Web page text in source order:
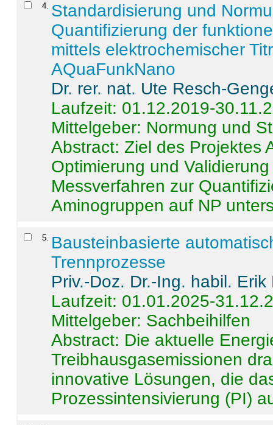
4 Standardisierung und
Quantifizierung der
mittels elektrochemischer
AQuaFunkNano
Dr. rer. nat. Ute Resch-
Laufzeit: 01.12.2019-
Mittelgeber: Normung und
Abstract:Ziel des Projektes
Optimierung und
Messverfahren zur
Aminogruppen auf NP
5
Bausteinbasierte
Trennprozesse
Priv.-Doz. Dr.-Ing. habil. Erik
Laufzeit: 01.01.2025-
Mittelgeber: Sachbeihilfen
Abstract: Die aktuelle
Treibhausgasemissionen
innovative Lösungen, die
Prozessintensivierung (PI)